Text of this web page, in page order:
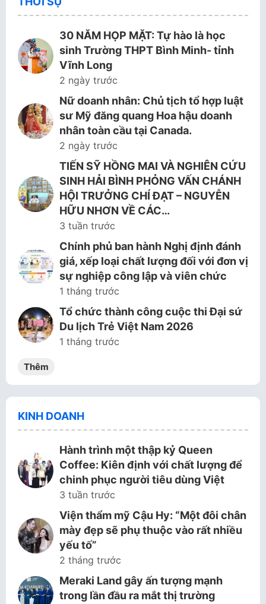
30 NĂM HỌP MẶT: Tự hào là học
sinh Trường THPT Bình Minh- tỉnh
Vĩnh Long
2 ngày trước
Nữ doanh nhân: Chủ tịch tổ hợp luật
sư Mỹ đăng quang Hoa hậu doanh
nhân toàn cầu tại Canada.
2 ngày trước
TIẾN SỸ HỒNG MAI VÀ NGHIÊN CỨU
SINH HẢI BÌNH PHỎNG VẤN CHÁNH
HỘI TRƯỞNG CHÍ ĐẠT – NGUYỄN
HỮU NHƠN VỀ CÁC…
3 tuần trước
Chính phủ ban hành Nghị định đánh
giá, xếp loại chất lượng đối với đơn vị
sự nghiệp công lập và viên chức
1 tháng trước
Tổ chức thành công cuộc thi Đại sứ
Du lịch Trẻ Việt Nam 2026
1 tháng trước
Thêm
KINH DOANH
Hành trình một thập kỷ Queen
Coffee: Kiên định với chất lượng để
chinh phục người tiêu dùng Việt
3 tuần trước
Viện thẩm mỹ Cậu Hy: “Một đôi chân
mày đẹp sẽ phụ thuộc vào rất nhiều
yếu tố”
2 tháng trước
Meraki Land gây ấn tượng mạnh
trong lần đầu ra mắt thị trường